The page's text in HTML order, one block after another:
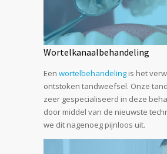
Wortelkanaalbehandeling
Een wortelbehandeling is het
ontstoken tandweefsel. Onze
zeer gespecialiseerd in deze
door middel van de nieuwste
we dit nagenoeg pijnloos uit.